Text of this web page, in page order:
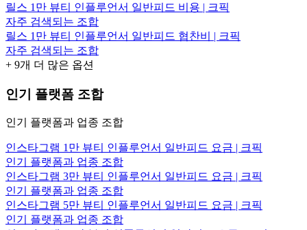
릴스 1만 뷰티 인플루언서 일반피드 비용 | 크픽
자주 검색되는 조합
릴스 1만 뷰티 인플루언서 일반피드 협찬비 | 크픽
자주 검색되는 조합
+ 9개 더 많은 옵션
인기 플랫폼 조합
인기 플랫폼과 업종 조합
인스타그램 1만 뷰티 인플루언서 일반피드 요금 | 크픽
인기 플랫폼과 업종 조합
인스타그램 3만 뷰티 인플루언서 일반피드 요금 | 크픽
인기 플랫폼과 업종 조합
인스타그램 5만 뷰티 인플루언서 일반피드 요금 | 크픽
인기 플랫폼과 업종 조합